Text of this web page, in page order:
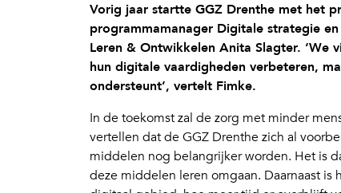
Vorig jaar startte GGZ Drenthe met het
programmamanager Digitale strategie
Leren & Ontwikkelen Anita Slagter. ‘We
hun digitale vaardigheden verbeteren,
ondersteunt’, vertelt Fimke.
In de toekomst zal de zorg met minder
vertellen dat de GGZ Drenthe zich al
middelen nog belangrijker worden. Het is
deze middelen leren omgaan. Daarnaast